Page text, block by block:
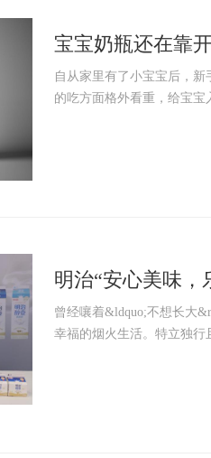
宝宝奶瓶还在靠
自从家里有了小宝宝后，
的吃方面格外看重，给宝
明治“安心美味，
曾经嚷着&ldquo;不想长大
幸福的烟火生活。特立独行